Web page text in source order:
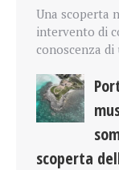
Una scoperta
intervento di
conoscenza
scoperta